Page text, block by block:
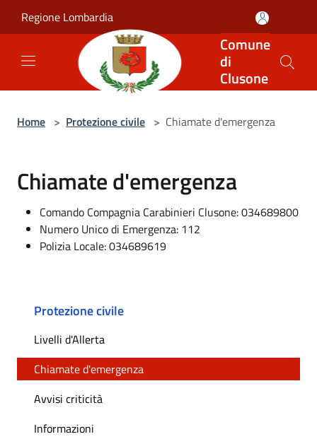
Regione Lombardia
Comune
di
Clusone
Home > Protezione civile > Chiamate d'emergenza
Chiamate d'emergenza
Comando Compagnia Carabinieri Clusone: 034689800
Numero Unico di Emergenza: 112
Polizia Locale: 034689619
Protezione civile
Livelli d'Allerta
Chiamate d'emergenza
Avvisi criticità
Informazioni